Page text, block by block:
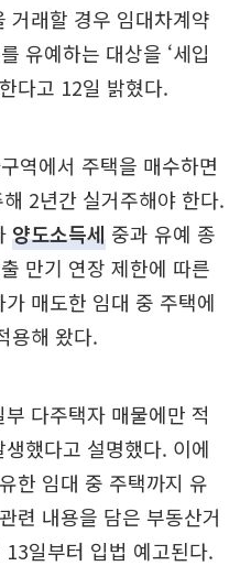
거래할 경우 임대차계약
유예하는 대상을 ‘세입
다고 12일 밝혔다.
역에서 주택을 매수하면
2년간 실거주해야 한다.
양도소득세 중과 유예 종
만기 연장 제한에 따른
매도한 임대 중 주택에
용해 왔다.
다주택자 매물에만 적
했다고 설명했다. 이에
한 임대 중 주택까지 유
련 내용을 담은 부동산거
일부터 입법 예고된다.